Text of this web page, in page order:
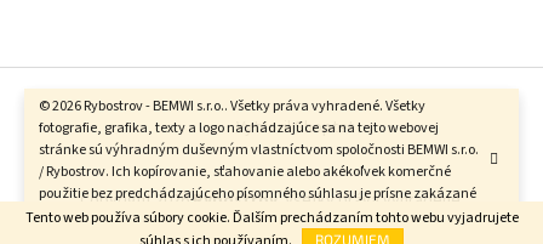
Tento web používa súbory cookie. Ďalším prechádzaním tohto webu vyjadrujete
ROZUMIEM
© 2026 Rybostrov - BEMWI s.r.o.. Všetky práva vyhradené. Všetky
fotografie, grafika, texty a logo nachádzajúce sa na tejto webovej
stránke sú výhradným duševným vlastníctvom spoločnosti BEMWI s.r.o.
/ Rybostrov. Ich kopírovanie, sťahovanie alebo akékoľvek komerčné
použitie bez predchádzajúceho písomného súhlasu je prísne zakázané
a bude právne postihované.
Vytvoril Shoptet
Copyright 2026Rybostrov. Všetky práva vyhradené.